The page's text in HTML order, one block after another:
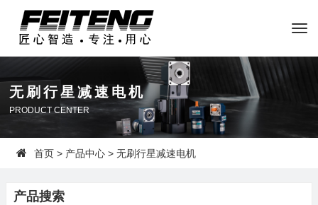
无刷行星减速电机
PRODUCT CENTER
首页 > 产品中心 > 无刷行星减速电机
产品搜索